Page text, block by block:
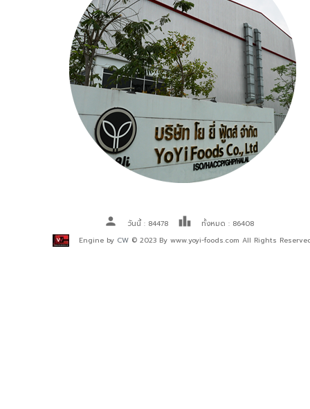
person วันนี้ : 84478 leaderboard
ทั้งหมด : 86408
Engine by CW © 2023 By www.yoyi-foods.com All Rights